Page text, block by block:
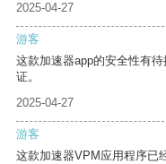
2025-04-27
游客
这款加速器app的安全性有
证。
2025-04-27
游客
这款加速器VPM应用程序已